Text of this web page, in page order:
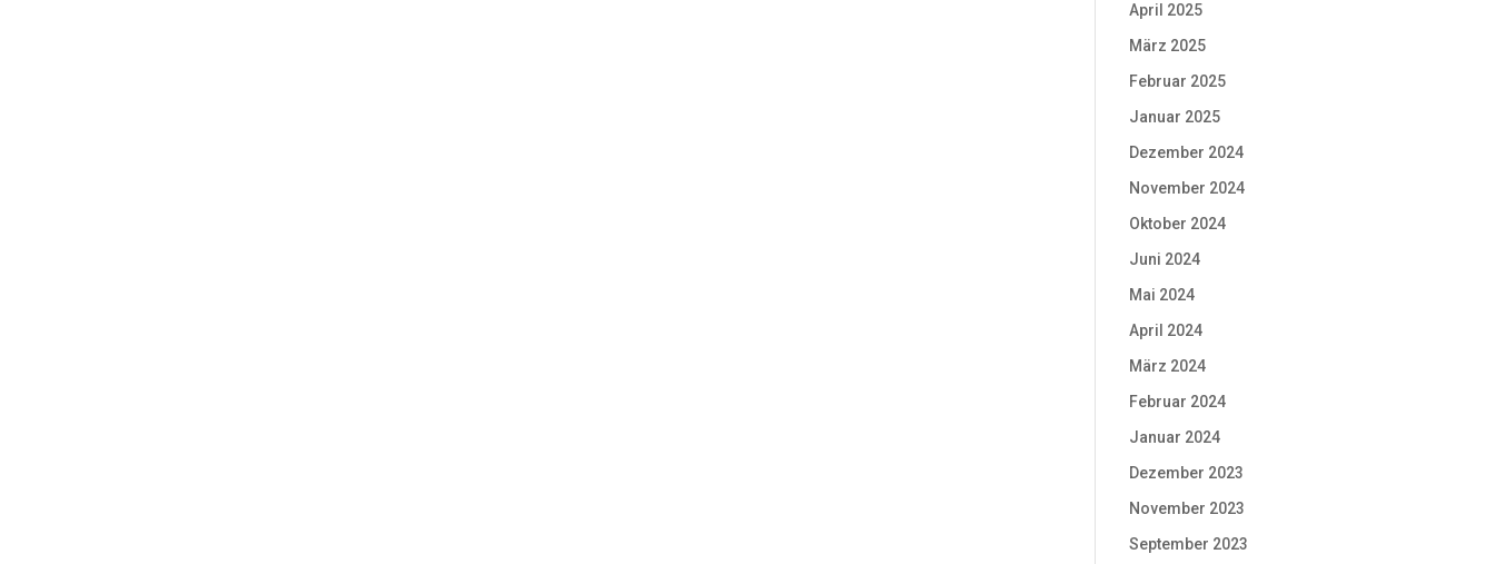
April 2025
März 2025
Februar 2025
Januar 2025
Dezember 2024
November 2024
Oktober 2024
Juni 2024
Mai 2024
April 2024
März 2024
Februar 2024
Januar 2024
Dezember 2023
November 2023
September 2023